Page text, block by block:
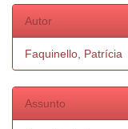
Autor
Faquinello, Patrícia
Assunto